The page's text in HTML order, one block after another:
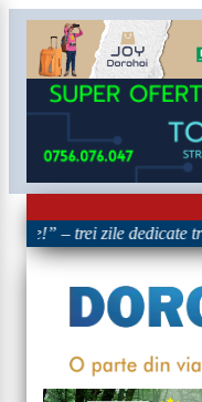
– trei zile dedicate